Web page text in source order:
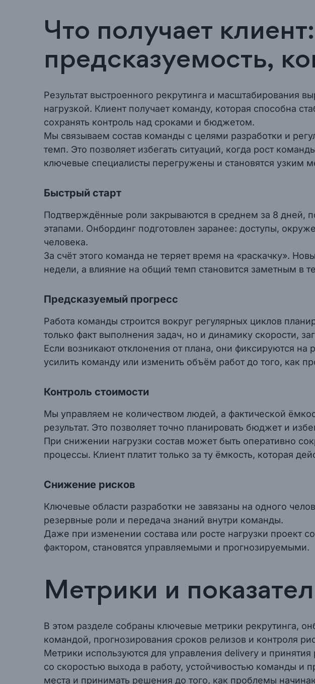
Что получает
предсказуемость,
Результат выстроенного рекрутинга и масштабирования
нагрузкой. Клиент получает команду, которая способна
сохранять контроль над сроками и бюджетом.
Мы связываем состав команды с целями разработки и
темп. Это позволяет избегать ситуаций, когда рост
ключевые специалисты перегружены и становятся узким
Быстрый старт
Подтверждённые роли закрываются в среднем за 8 дней,
этапами. Онбординг подготовлен заранее: доступы,
человека.
За счёт этого команда не теряет время на «раскачку».
недели, а влияние на общий темп становится заметным в
Предсказуемый прогресс
Работа команды строится вокруг регулярных циклов
только факт выполнения задач, но и динамику скорости,
Если возникают отклонения от плана, они фиксируются
усилить команду или изменить объём работ до того, как
Контроль стоимости
Мы управляем не количеством людей, а фактической
результат. Это позволяет точно планировать бюджет и
При снижении нагрузки состав может быть оперативно
процессы. Клиент платит только за ту ёмкость, которая
Снижение рисков
Ключевые области разработки не завязаны на одного
резервные роли и передача знаний внутри команды.
Даже при изменении состава или росте нагрузки проект
фактором, становятся управляемыми и прогнозируемыми.
Метрики и
В этом разделе собраны ключевые метрики рекрутинга,
командой, прогнозирования сроков релизов и контроля
Метрики используются для управления delivery и
со скоростью выхода в работу, устойчивостью команды и
места и принимать решения до того, как проблемы